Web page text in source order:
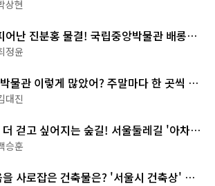
상현
어난 진분홍 물결! 국립중앙박물관 배롱나
정윤
물관 이렇게 많았어? 주말마다 한 곳씩 떠
책
대진
걷고 싶어지는 숲길! 서울둘레길 '아차산
승훈
사로잡은 건축물은? '서울시 건축상' 수